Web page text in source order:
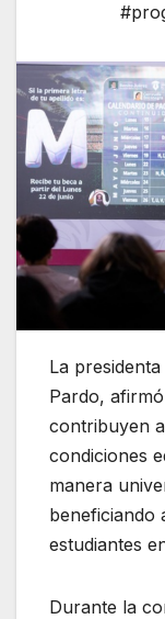
La
Pardo,
contribuyen
condiciones
manera
beneficiando
estudiantes
Durante la